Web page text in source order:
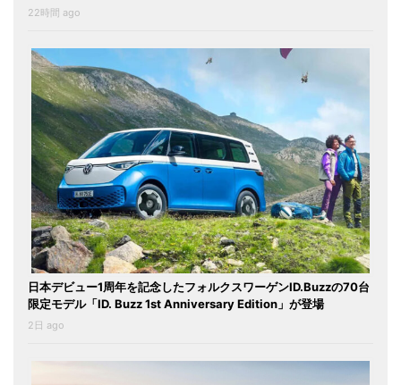
22時間 ago
日本デビュー1周年を記念したフォルクスワーゲンID.Buzzの70台
限定モデル「ID. Buzz 1st Anniversary Edition」が登場
2日 ago